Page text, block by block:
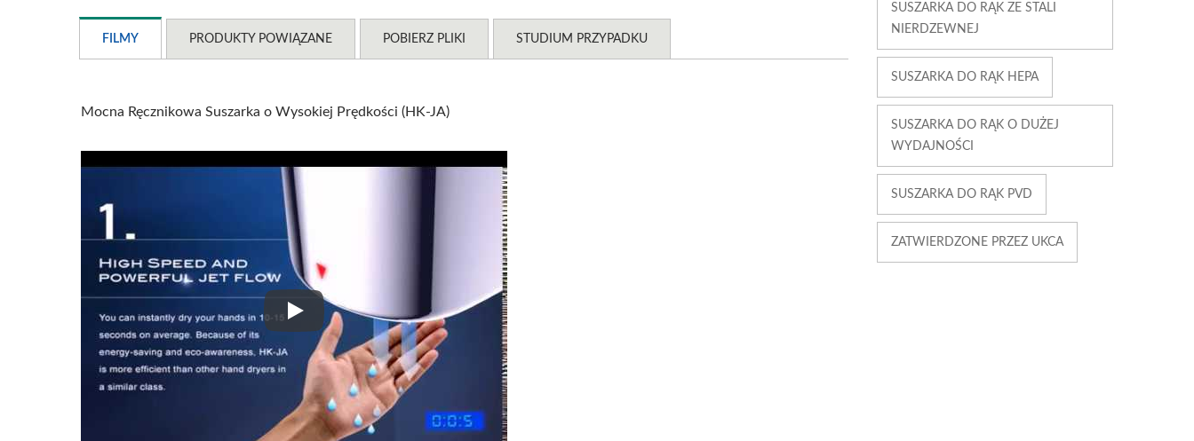
FILMY PRODUKTY POWIĄZANE POBIERZ PLIKI STUDIUM PRZYPADKU
Mocna Ręcznikowa Suszarka o Wysokiej Prędkości (HK-JA)
Mocna Ręcznikowa Suszarka o Wysokiej Prędkości (HK-JA)
SUSZARKA DO RĄK ZE STALI
NIERDZEWNEJ
SUSZARKA DO RĄK HEPA
SUSZARKA DO RĄK O DUŻEJ
WYDAJNOŚCI
SUSZARKA DO RĄK PVD
ZATWIERDZONE PRZEZ UKCA